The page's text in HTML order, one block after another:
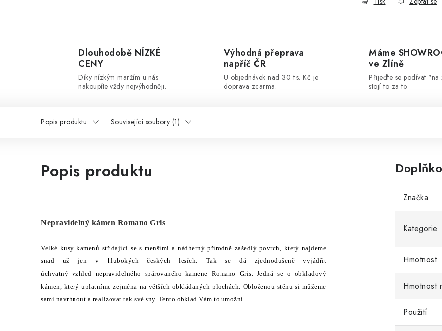
Dlouhodobě NÍZKÉ
CENY
Díky nízkým maržím u nás
nakoupíte vždy nejvýhodněji.
Výhodná přeprava
napříč ČR
U objednávek nad 30 tis. Kč je
doprava zdarma.
Máme
ve Zlíně
Přijeďte se podívat "na
stojí to za to.
Popis produktu Související soubory (1)
Popis produktu
Nepravidelný kámen Romano Gris
Velké kusy kamenů střídající se s menšími a nádherný přírodně zašedlý povrch, který najdeme
snad už jen v hlubokých českých lesích. Tak se dá zjednodušeně vyjádřit
úchvatný vzhled nepravidelného spárovaného kamene Romano Gris. Jedná se o obkladový
kámen, který uplatníme zejména na větších obkládaných plochách. Obloženou stěnu si můžeme
sami navrhnout a realizovat tak své sny. Tento obklad Vám to umožní.
Značka
Kategorie
Hmotnost
Hmotnost
Použití